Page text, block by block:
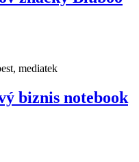
mediatek
biznis notebook